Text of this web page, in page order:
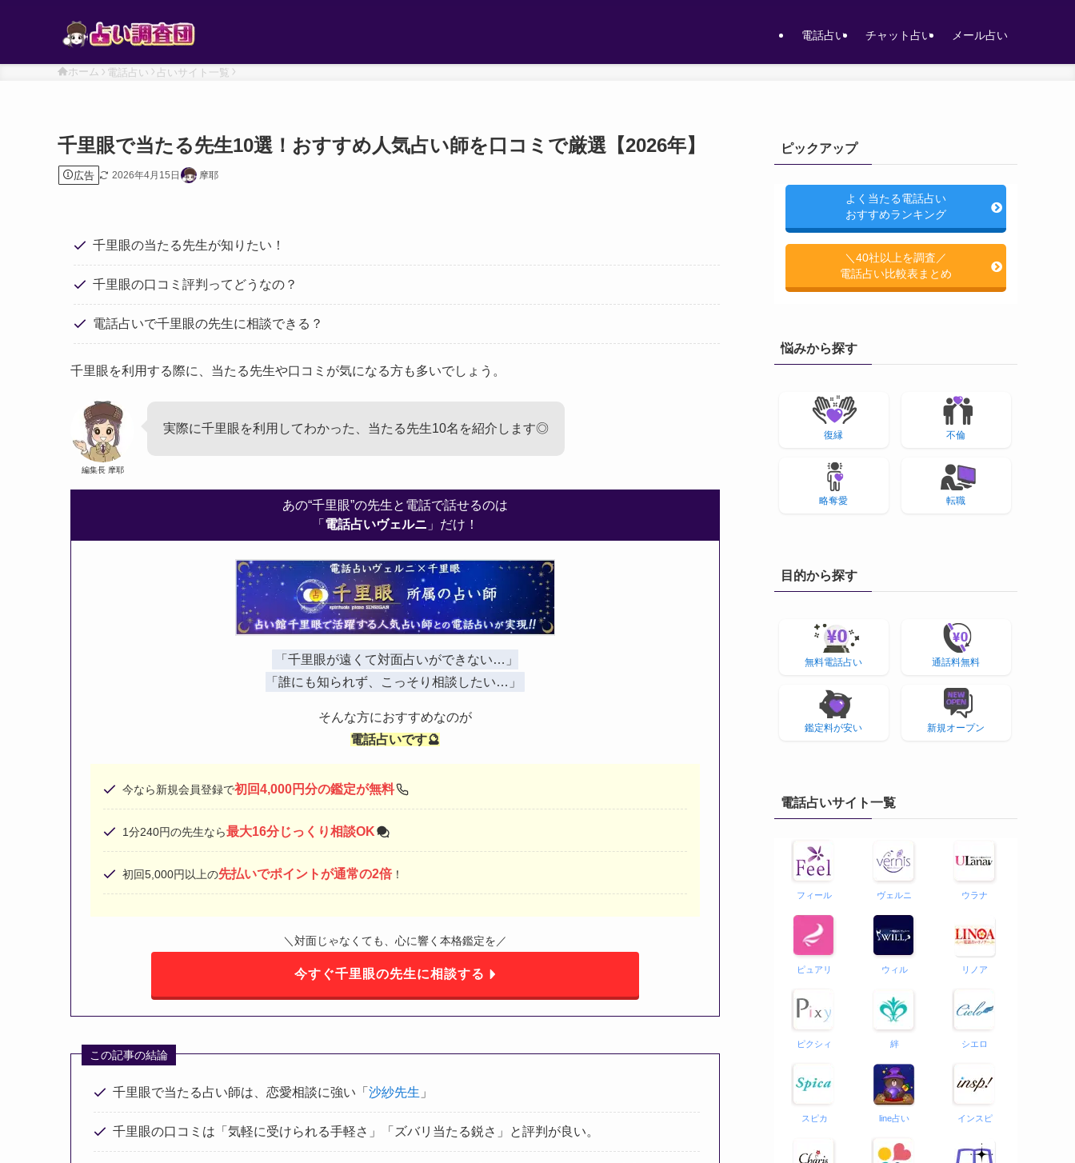
電話占い チャット占い メール占い
ホーム 電話占い 占いサイト一覧
千里眼で当たる先生10選！おすすめ人気占い師を口コミで厳選【2026年】
広告 2026年4月15日 摩耶
千里眼の当たる先生が知りたい！
千里眼の口コミ評判ってどうなの？
電話占いで千里眼の先生に相談できる？
千里眼を利用する際に、当たる先生や口コミが気になる方も多いでしょう。
編集長 摩耶
実際に千里眼を利用してわかった、当たる先生10名を紹介します◎
あの“千里眼”の先生と電話で話せるのは
「 電話占いヴェルニ 」だけ！
「千里眼が遠くて対面占いができない…」
「誰にも知られず、こっそり相談したい…」
そんな方におすすめなのが
電話占いです🔮
今なら新規会員登録で初回4,000円分の鑑定が無料
1分240円の先生なら最大16分じっくり相談OK
初回5,000円以上の先払いでポイントが通常の2倍！
＼対面じゃなくても、心に響く本格鑑定を／
今すぐ千里眼の先生に相談する
この記事の結論
千里眼で当たる占い師は、恋愛相談に強い「 沙紗先生 」
千里眼の口コミは「気軽に受けられる手軽さ」「ズバリ当たる鋭さ」と評判が良い。
ピックアップ
よく当たる電話占い
おすすめランキング
＼40社以上を調査／
電話占い比較表まとめ
悩みから探す
復縁 不倫
略奪愛 転職
目的から探す
無料電話占い 通話料無料
鑑定料が安い 新規オープン
電話占いサイト一覧
フィール ヴェルニ ウラナ
ピュアリ ウィル リノア
ピクシィ 絆 シエロ
スピカ line占い インスピ